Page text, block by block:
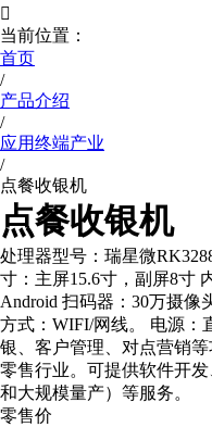

当前位置：
首页
/
产品介绍
/
应用终端产业
/
点餐收银机
点餐收银机
处理器型号：瑞星微
寸：主屏15.6寸，副屏8寸
Android 扫码器：30万摄像
方式：WIFI/网线。 电源：
银、客户管理、对点营销
零售行业。可提供软件开
和大规模量产）等服务。
零售价